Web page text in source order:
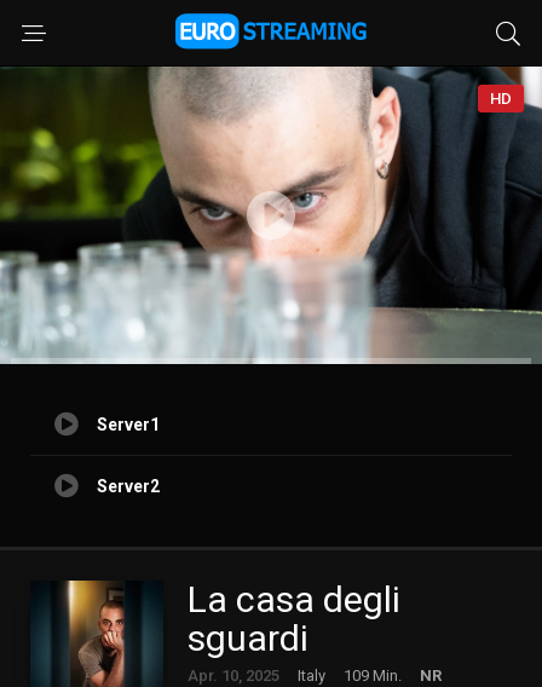
HD
Server1
Server2
La casa degli
sguardi
Apr. 10, 2025 Italy 109 Min.
NR